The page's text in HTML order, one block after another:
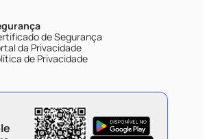
de Segurança
da Privacidade
de Privacidade